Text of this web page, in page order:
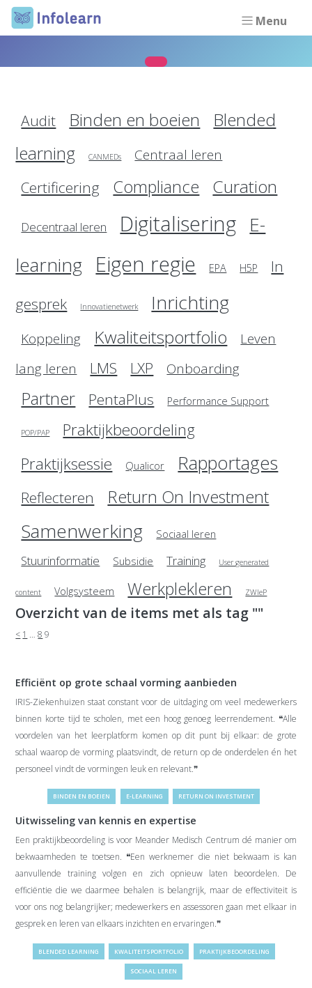
Menu
Audit Binden en boeien
Blended
learning
CANMEDs Centraal leren
Certificering Compliance Curation
Decentraal leren Digitalisering E-
learning
Eigen regie EPA H5P
In
gesprek
Innovatienetwerk Inrichting
Koppeling Kwaliteitsportfolio
Leven
lang leren
LMS LXP Onboarding
Partner PentaPlus Performance Support
POP/PAP
Praktijkbeoordeling
Praktijksessie
Qualicor Rapportages
Reflecteren Return On Investment
Samenwerking Sociaal leren
Stuurinformatie Subsidie Training User generated
content Volgsysteem Werkplekleren ZWIeP
Overzicht van de items met als tag ""
Berichten
paginering
< 1 … 8 9
Efficiënt op grote schaal vorming aanbieden
IRIS-Ziekenhuizen staat constant voor de uitdaging om veel medewerkers
binnen korte tijd te scholen, met een hoog genoeg leerrendement. ❝Alle
voordelen van het leerplatform komen op dit punt bij elkaar: de grote
schaal waarop de vorming plaatsvindt, de return op de onderdelen én het
personeel vindt de vormingen leuk en relevant.❞
BINDEN EN BOEIEN E-LEARNING RETURN ON INVESTMENT
Uitwisseling van kennis en expertise
Een praktijkbeoordeling is voor Meander Medisch Centrum dé manier om
bekwaamheden te toetsen. ❝Een werknemer die niet bekwaam is kan
aanvullende training volgen en zich opnieuw laten beoordelen. De
efficiëntie die we daarmee behalen is belangrijk, maar de effectiviteit is
voor ons nog belangrijker; medewerkers en assessoren gaan met elkaar in
gesprek en leren van elkaars inzichten en ervaringen.❞
BLENDED LEARNING KWALITEITSPORTFOLIO PRAKTIJKBEOORDELING
SOCIAAL LEREN